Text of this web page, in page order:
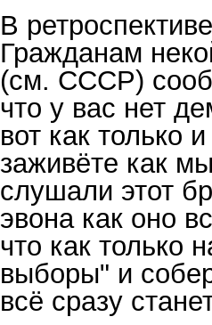
В
Гражданам
(см. СССР)
что у вас нет
вот как только
заживёте как
слушали этот
эвона как оно
что как только
выборы" и
всё сразу